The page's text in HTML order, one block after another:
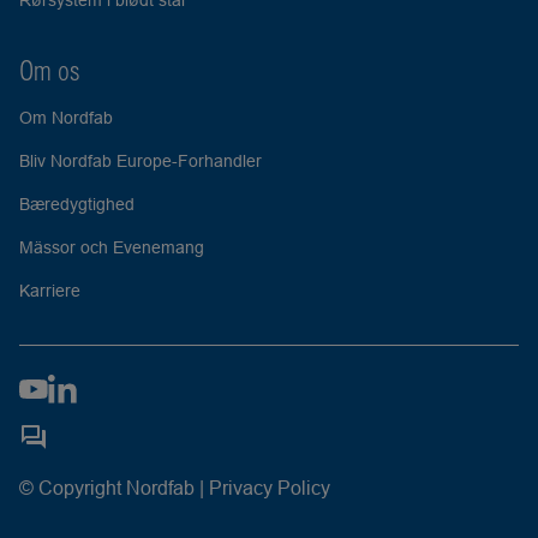
Om os
Om Nordfab
Bliv Nordfab Europe-Forhandler
Bæredygtighed
Mässor och Evenemang
Karriere
© Copyright Nordfab | Privacy Policy